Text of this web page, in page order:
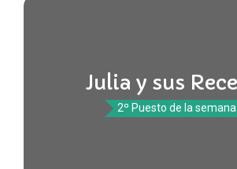
Julia y sus
2º Puesto de la semana